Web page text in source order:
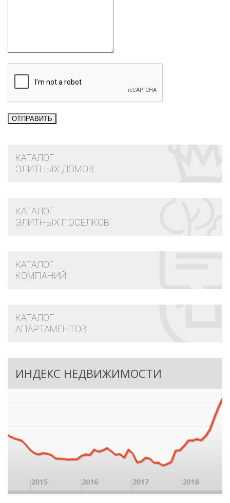
КАТАЛОГ
ЭЛИТНЫХ ДОМОВ
КАТАЛОГ
ЭЛИТНЫХ ПОСЕЛКОВ
КАТАЛОГ
КОМПАНИЙ
КАТАЛОГ
АПАРТАМЕНТОВ
ИНДЕКС НЕДВИЖИМОСТИ